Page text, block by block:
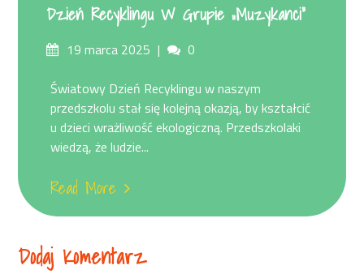
Dzień Recyklingu W Grupie „Muzykanci”
Posted19 marca 2025 Comments
0
Światowy Dzień Recyklingu w naszym
przedszkolu stał się kolejną okazją, by kształcić
u dzieci wrażliwość ekologiczną. Przedszkolaki
wiedzą, że ludzie...
Read More
Dodaj Komentarz